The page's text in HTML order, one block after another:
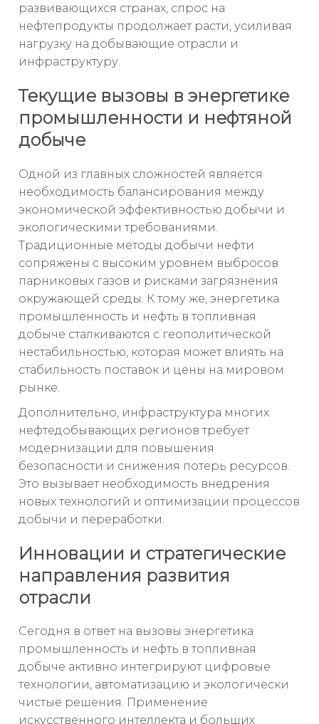
развивающихся странах, спрос на
нефтепродукты продолжает расти, усиливая
нагрузку на добывающие отрасли и
инфраструктуру.
Текущие вызовы в энергетике
промышленности и нефтяной
добыче
Одной из главных сложностей является
необходимость балансирования между
экономической эффективностью добычи и
экологическими требованиями.
Традиционные методы добычи нефти
сопряжены с высоким уровнем выбросов
парниковых газов и рисками загрязнения
окружающей среды. К тому же, энергетика
промышленность и нефть в топливная
добыче сталкиваются с геополитической
нестабильностью, которая может влиять на
стабильность поставок и цены на мировом
рынке.
Дополнительно, инфраструктура многих
нефтедобывающих регионов требует
модернизации для повышения
безопасности и снижения потерь ресурсов.
Это вызывает необходимость внедрения
новых технологий и оптимизации процессов
добычи и переработки.
Инновации и стратегические
направления развития
отрасли
Сегодня в ответ на вызовы энергетика
промышленность и нефть в топливная
добыче активно интегрируют цифровые
технологии, автоматизацию и экологически
чистые решения. Применение
искусственного интеллекта и больших